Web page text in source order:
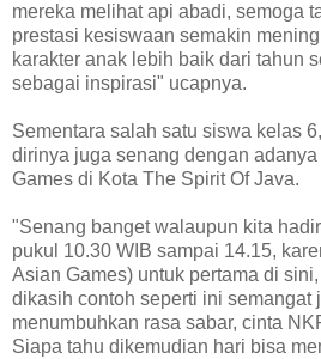
mereka melihat api abadi, semoga
prestasi kesiswaan semakin
karakter anak lebih baik dari tahun
sebagai inspirasi" ucapnya.
Sementara salah satu siswa kelas
dirinya juga senang dengan
Games di Kota The Spirit Of Java.
"Senang banget walaupun kita
pukul 10.30 WIB sampai 14.15,
Asian Games) untuk pertama di
dikasih contoh seperti ini semangat
menumbuhkan rasa sabar, cinta
Siapa tahu dikemudian hari bisa